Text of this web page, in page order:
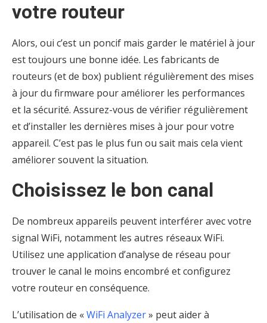
votre routeur
Alors, oui c’est un poncif mais garder le matériel à jour
est toujours une bonne idée. Les fabricants de
routeurs (et de box) publient régulièrement des mises
à jour du firmware pour améliorer les performances
et la sécurité. Assurez-vous de vérifier régulièrement
et d’installer les dernières mises à jour pour votre
appareil. C’est pas le plus fun ou sait mais cela vient
améliorer souvent la situation.
Choisissez le bon canal
De nombreux appareils peuvent interférer avec votre
signal WiFi, notamment les autres réseaux WiFi.
Utilisez une application d’analyse de réseau pour
trouver le canal le moins encombré et configurez
votre routeur en conséquence.
L’utilisation de «WiFi Analyzer» peut aider à